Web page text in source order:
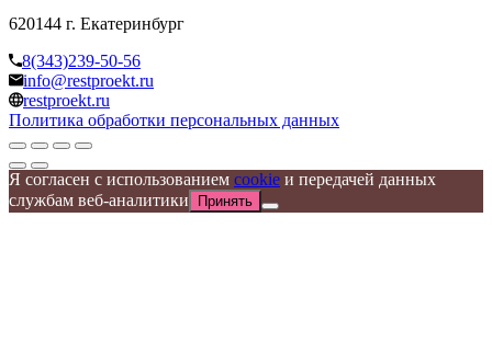
620144 г. Екатеринбург
8(343)239-50-56
info@restproekt.ru
restproekt.ru
Политика обработки персональных данных
Я согласен с использованием cookie и передачей данных
службам веб-аналитики
Принять